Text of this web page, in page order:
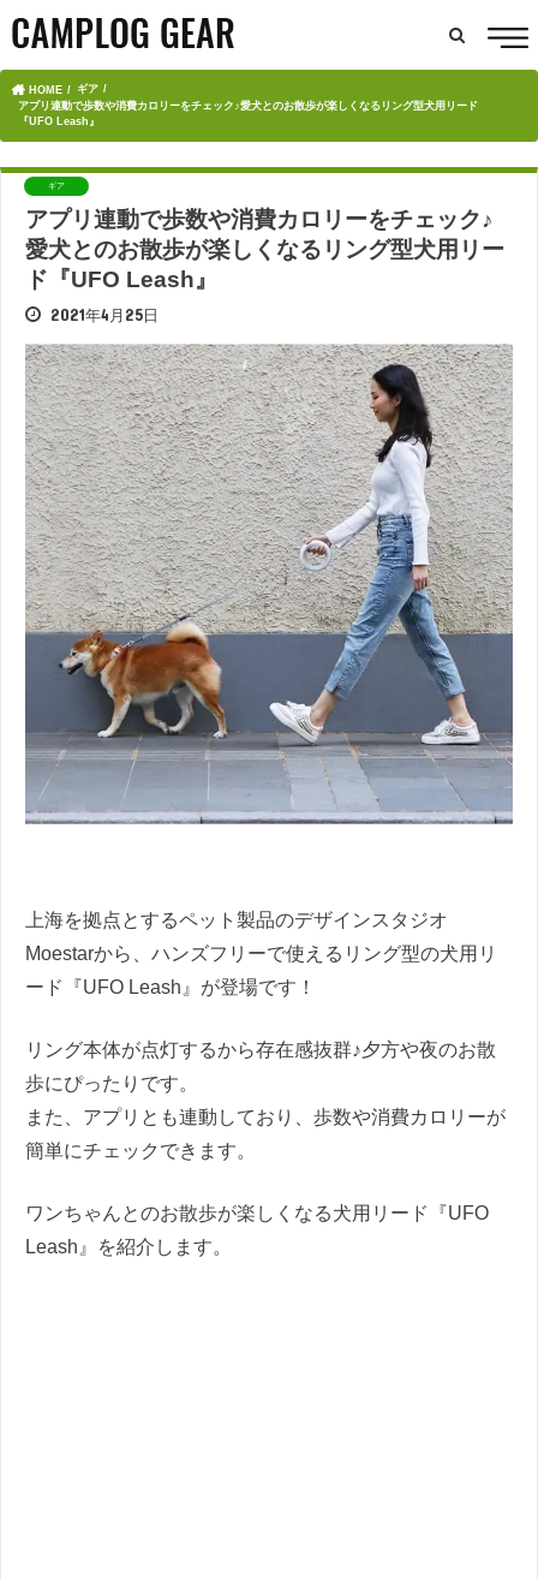
HOME
ギア
アプリ連動で歩数や消費カロリーをチェック♪愛犬とのお散歩が楽しくなるリング型犬用リード
『UFO Leash』
ギア
アプリ連動で歩数や消費カロリーをチェック♪
愛犬とのお散歩が楽しくなるリング型犬用リー
ド『UFO Leash』
2021年4月25日
上海を拠点とするペット製品のデザインスタジオ
Moestarから、ハンズフリーで使えるリング型の犬用リ
ード『UFO Leash』が登場です！
リング本体が点灯するから存在感抜群♪夕方や夜のお散
歩にぴったりです。
また、アプリとも連動しており、歩数や消費カロリーが
簡単にチェックできます。
ワンちゃんとのお散歩が楽しくなる犬用リード『UFO
Leash』を紹介します。